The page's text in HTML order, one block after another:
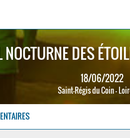
NOCTURNE DES
18/06/2022
Saint-Régis du Coin -